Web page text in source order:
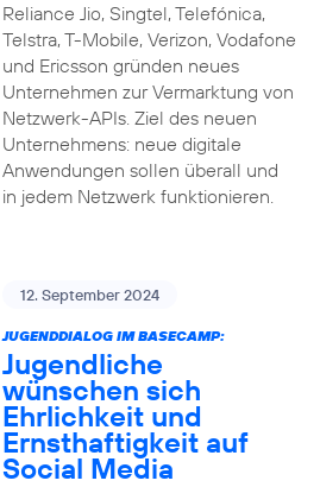
Reliance Jio, Singtel, Telefónica,
Telstra, T-Mobile, Verizon, Vodafone
und Ericsson gründen neues
Unternehmen zur Vermarktung von
Netzwerk-APIs. Ziel des neuen
Unternehmens: neue digitale
Anwendungen sollen überall und
in jedem Netzwerk funktionieren.
12. September 2024
JUGENDDIALOG IM BASECAMP:
Jugendliche
wünschen sich
Ehrlichkeit und
Ernsthaftigkeit auf
Social Media